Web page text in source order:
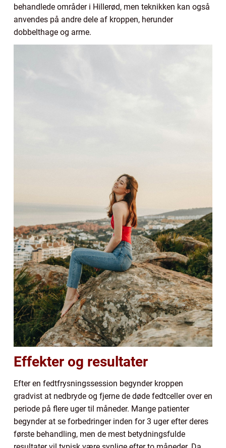
behandlede områder i Hillerød, men teknikken kan også
anvendes på andre dele af kroppen, herunder
dobbelthage og arme.
Effekter og resultater
Efter en fedtfrysningssession begynder kroppen
gradvist at nedbryde og fjerne de døde fedtceller over en
periode på flere uger til måneder. Mange patienter
begynder at se forbedringer inden for 3 uger efter deres
første behandling, men de mest betydningsfulde